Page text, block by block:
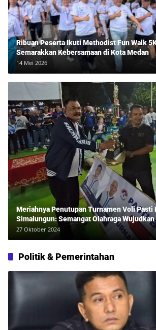
Ribuan Peserta Ikuti Methodist Fun Walk
Semarakkan Kebersamaan di Kota Medan
14 Mei 2026
Meriahnya Penutupan Turnamen Voli Pasti
Simalungun: Semangat Olahraga
Sehat Bersama Erwan Rozadi dan Ribuan
27 Oktober 2024
Politik & Pemerintahan